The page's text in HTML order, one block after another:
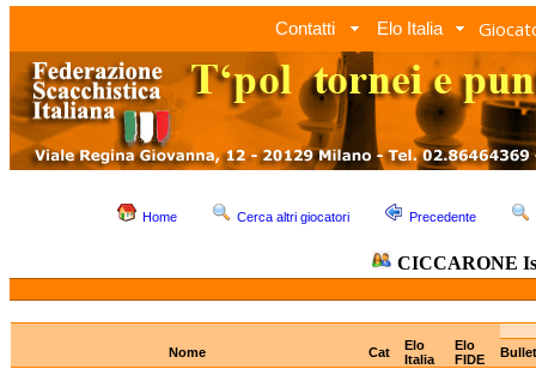
Contatti Elo Italia
Home Cerca altri giocatori Precedente
CICCARONE
Nome Cat
Elo
Italia
Elo
FIDE